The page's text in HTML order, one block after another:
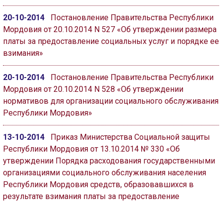
20-10-2014
Постановление Правительства Республики
Мордовия от 20.10.2014 N 527 «Об утверждении размера
платы за предоставление социальных услуг и порядке ее
взимания»
20-10-2014
Постановление Правительства Республики
Мордовия от 20.10.2014 N 528 «Об утверждении
нормативов для организации социального обслуживания
Республики Мордовия»
13-10-2014
Приказ Министерства Социальной защиты
Республики Мордовия от 13.10.2014 № 330 «Об
утверждении Порядка расходования государственными
организациями социального обслуживания населения
Республики Мордовия средств, образовавшихся в
результате взимания платы за предоставление